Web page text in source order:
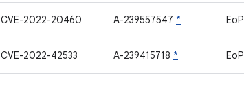
CVE-2022-20460 A-239557547 * EoP
CVE-2022-42533 A-239415718 * EoP